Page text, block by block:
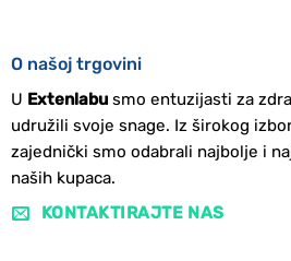
O našoj trgovini
U Extenlabusmo entuzijasti za
udružili svoje snage. Iz širokog
zajednički smo odabrali najbolje i
naših kupaca.
KONTAKTIRAJTE NAS